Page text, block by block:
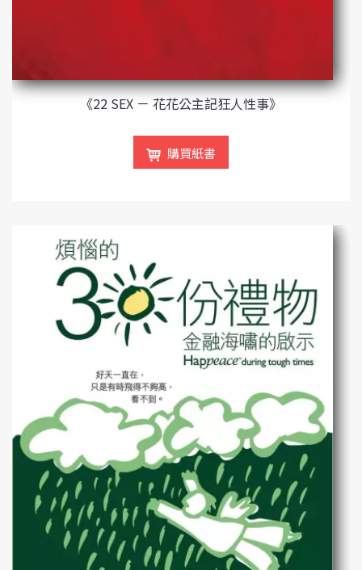
《22 SEX － 花花公主記狂人性事》
購買紙書